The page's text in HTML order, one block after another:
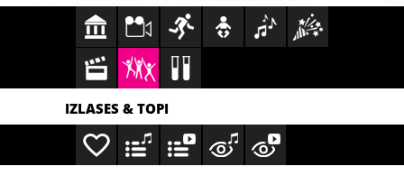
IZLASES & TOPI